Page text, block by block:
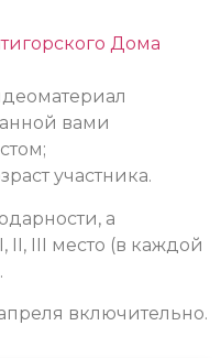
Дома
вами
участника.
а
III место (в каждой
включительно.